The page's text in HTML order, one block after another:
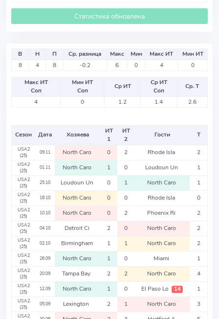
Статистика обновлена
В Н П Ср. разница Макс Мин Макс ИТ
Мин ИТ
8
4 8 -0.2 6 0 4 0
Макс ИТ
Соп
Мин ИТ
Соп
Ср ИТ
Ср ИТ
Соп
Ср. Т
4
0 1.2 1.4 2.6
Сезон Дата Хозяева
ИТ
1
ИТ
2
Гости Т
USA2
(25)
09.11 North Caro 0 2 Rhode Isla 2
USA2
(25)
01.11 North Caro 1 0 Loudoun Un 1
USA2
(25)
25.10 Loudoun Un 0 1 North Caro 1
USA2
(25)
18.10 North Caro 0 0 Rhode Isla 0
USA2
(25)
10.10 North Caro 0 2 Phoenix Ri 2
USA2
(25)
04.10 Detroit Ci 2 0 North Caro 2
USA2
(25)
02.10 Birmingham 1 1 North Caro 2
USA2
(25)
26.09 North Caro 1 0 Miami 1
USA2
(25)
20.09 Tampa Bay 2 2 North Caro 4
USA2
(25)
12.09 North Caro 1 0 El Paso Lo 14 1
USA2
(25)
05.09 Lexington 2 1 North Caro 3
USA2